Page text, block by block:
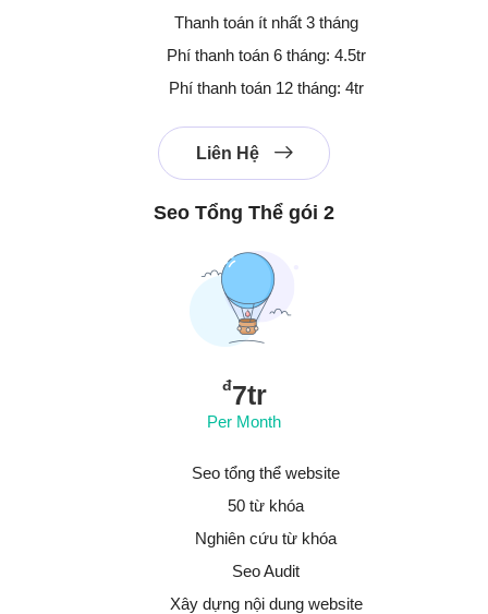
Thanh toán ít nhất 3 tháng
Phí thanh toán 6 tháng: 4.5tr
Phí thanh toán 12 tháng: 4tr
Liên Hệ
Seo Tổng Thể gói 2
đ7tr
Per Month
Seo tổng thể website
50 từ khóa
Nghiên cứu từ khóa
Seo Audit
Xây dựng nội dung website